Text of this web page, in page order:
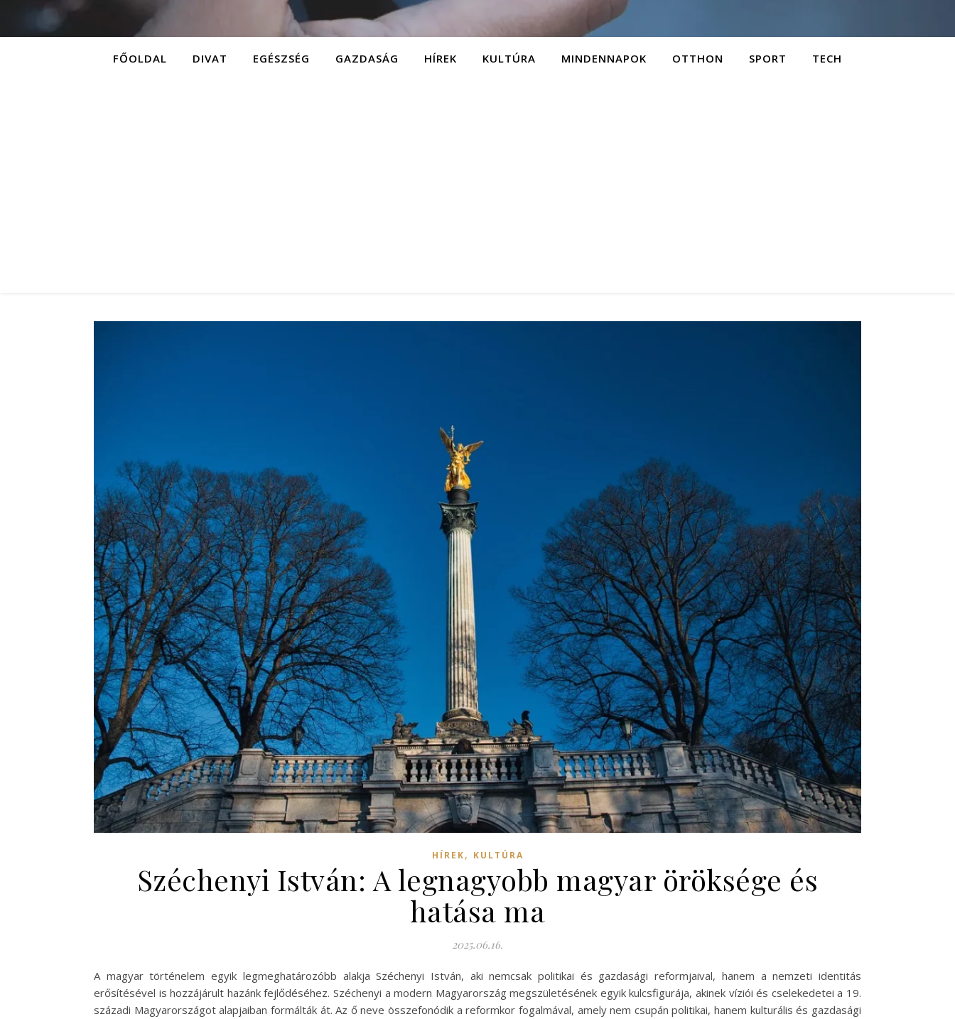
FŐOLDAL DIVAT EGÉSZSÉG GAZDASÁG HÍREK KULTÚRA MINDENNAPOK OTTHON SPORT TECH
HÍREK, KULTÚRA
Széchenyi István: A legnagyobb magyar öröksége és
hatása ma
2025.06.16.
A magyar történelem egyik legmeghatározóbb alakja Széchenyi István, aki nemcsak politikai és gazdasági reformjaival, hanem a nemzeti identitás
erősítésével is hozzájárult hazánk fejlődéséhez. Széchenyi a modern Magyarország megszületésének egyik kulcsfigurája, akinek víziói és cselekedetei a 19.
századi Magyarországot alapjaiban formálták át. Az ő neve összefonódik a reformkor fogalmával, amely nem csupán politikai, hanem kulturális és gazdasági